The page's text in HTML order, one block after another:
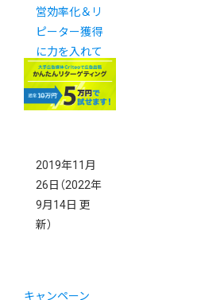
営効率化＆リ
ピーター獲得
に力を入れて
みませんか？
2019年11月
26日 （2022年
9月14日 更
新）
キャンペーン